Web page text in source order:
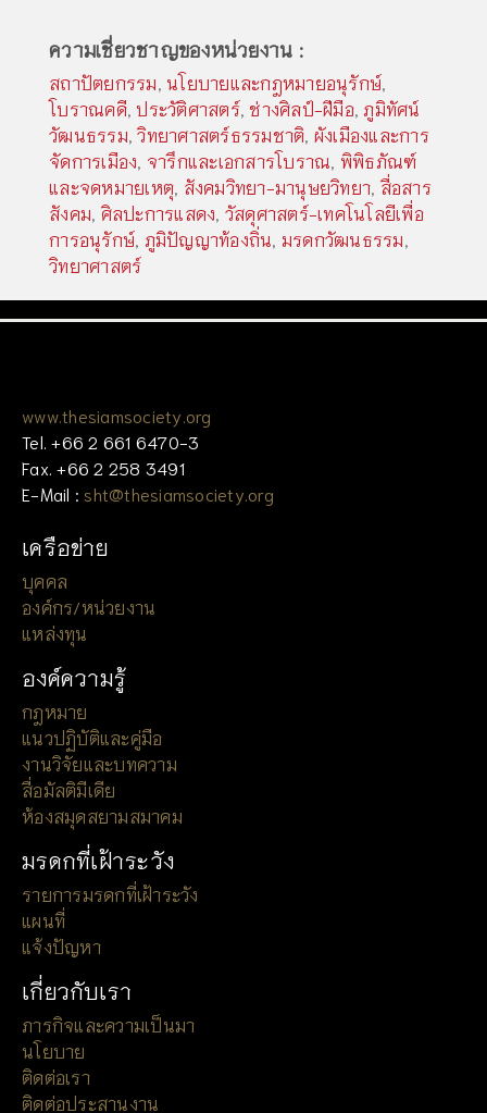
ความเชี่ยวชาญของหน่วยงาน :
สถาปัตยกรรม นโยบายและกฎหมายอนุรักษ์
โบราณคดี, ประวัติศาสตร์, ช่างศิลป์-ฝีมือ, ภูมิทัศน์
วัฒนธรรม ,วิทยาศาสตร์ธรรมชาติ ผังเมืองและการ
จัดการเมือง จารึกและเอกสารโบราณ พิพิธภัณฑ์
และจดหมายเหตุ สังคมวิทยา-มานุษยวิทยา สื่อสาร
สังคม ศิลปะการแสดง วัสดุศาสตร์-เทคโนโลยีเพื่อ
การอนุรักษ์ ภูมิปัญญาท้องถิ่น มรดกวัฒนธรรม
วิทยาศาสตร์
www.thesiamsociety.org
Tel. +66 2 661 6470-3
Fax. +66 2 258 3491
E-Mail : sht@thesiamsociety.org
เครือข่าย
บุคคล
องค์กร/หน่วยงาน
แหล่งทุน
องค์ความรู้
กฎหมาย
แนวปฏิบัติและคู่มือ
งานวิจัยและบทความ
สื่อมัลติมีเดีย
ห้องสมุดสยามสมาคม
มรดกที่เฝ้าระวัง
รายการมรดกที่เฝ้าระวัง
แผนที่
แจ้งปัญหา
เกี่ยวกับเรา
ภารกิจและความเป็นมา
นโยบาย
ติดต่อเรา
ติดต่อประสานงาน